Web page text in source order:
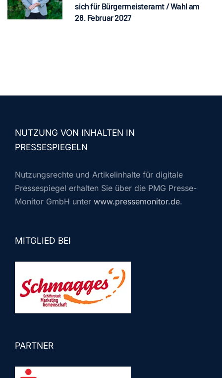
sich für Bürgermeisteramt / Wahl am
28. Februar 2027
NUTZUNG VON INHALTEN IN
PRESSESPIEGELN
Nutzungsrechte und Artikelinhalte für digitale
Pressespiegel erhalten Sie über die PMG Presse-
Monitor GmbH unter www.pressemonitor.de.
MITGLIED BEI
PARTNER